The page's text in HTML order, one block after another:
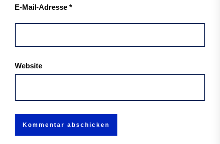
E-Mail-Adresse *
Website